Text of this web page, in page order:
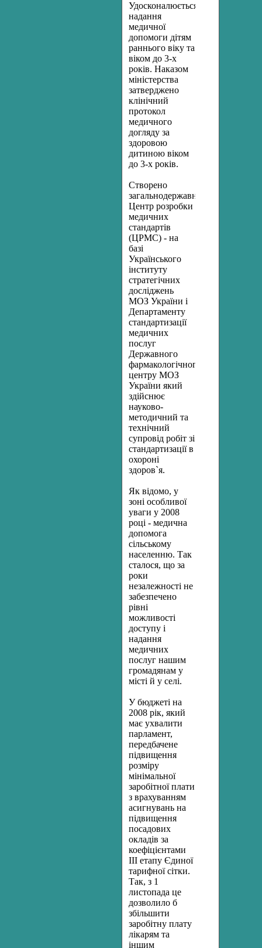
Удосконалюється
надання
медичної
допомоги дітям
раннього віку та
віком до 3-х
років. Наказом
міністерства
затверджено
клінічний
протокол
медичного
догляду за
здоровою
дитиною віком
до 3-х років.
Створено
загальнодержавний
Центр розробки
медичних
стандартів
(ЦРМС) - на
базі
Українського
інституту
стратегічних
досліджень
МОЗ України і
Департаменту
стандартизації
медичних
послуг
Державного
фармакологічного
центру МОЗ
України який
здійснює
науково-
методичний та
технічний
супровід робіт зі
стандартизації в
охороні
здоров`я.
Як відомо, у
зоні особливої
уваги у 2008
році - медична
допомога
сільському
населенню. Так
сталося, що за
роки
незалежності не
забезпечено
рівні
можливості
доступу і
надання
медичних
послуг нашим
громадянам у
місті й у селі.
У бюджеті на
2008 рік, який
має ухвалити
парламент,
передбачене
підвищення
розміру
мінімальної
заробітної плати
з врахуванням
асигнувань на
підвищення
посадових
окладів за
коефіцієнтами
ІІІ етапу Єдиної
тарифної сітки.
Так, з 1
листопада це
дозволило б
збільшити
заробітну плату
лікарям та
іншим